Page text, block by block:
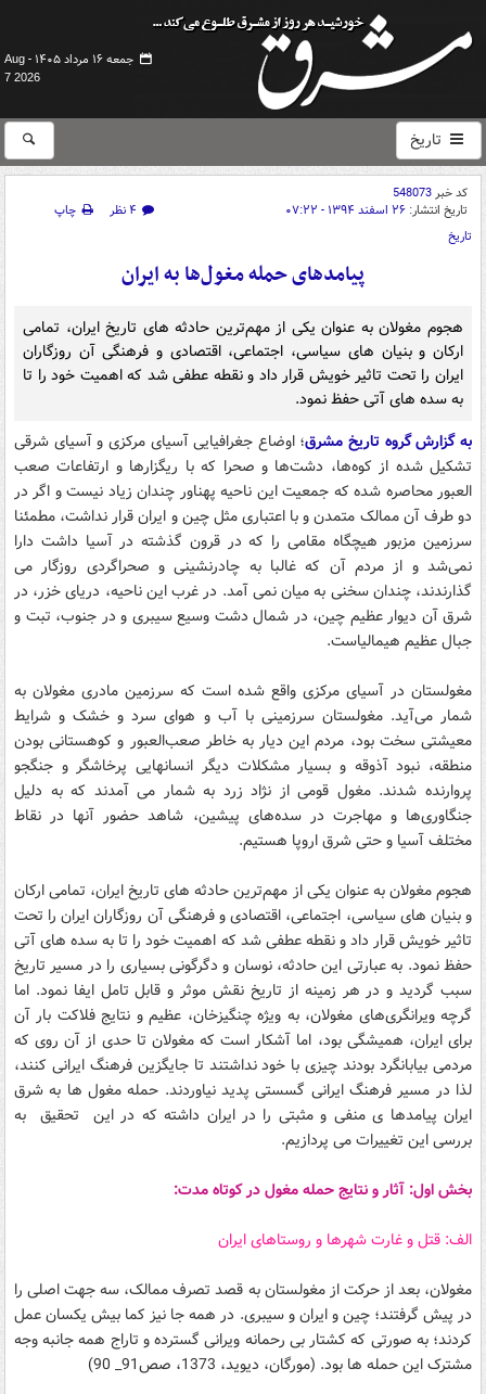
جمعه ۱۶ مرداد ۱۴۰۵ -
Aug
7 2026
تاریخ
کد خبر548073
تاریخ انتشار: ۲۶ اسفند ۱۳۹۴ - ۰۷:۲۲ ۴ نظر
چاپ
تاریخ
پیامدهای حمله مغول‌ها به ایران
هجوم مغولان به عنوان یکی از مهم‌ترین حادثه های تاریخ ایران، تمامی
ارکان و بنیان های سیاسی، اجتماعی، اقتصادی و فرهنگی آن روزگاران
ایران را تحت تاثیر خویش قرار داد و نقطه عطفی شد که اهمیت خود را تا
به سده های آتی حفظ نمود.
به گزارش گروه تاریخ مشرق؛ اوضاع جغرافیایی آسیای مرکزی و آسیای شرقی
تشکیل شده از کوه‌ها، دشت‌ها و صحرا که با ریگزارها و ارتفاعات صعب
العبور محاصره شده که جمعیت این ناحیه پهناور چندان زیاد نیست و اگر در
دو طرف آن ممالک متمدن و با اعتباری مثل چین و ایران قرار نداشت، مطمئنا
سرزمین مزبور هیچگاه مقامی را که در قرون گذشته در آسیا داشت دارا
نمی‌شد و از مردم آن که غالبا به چادرنشینی و صحراگردی روزگار می
گذارندند، چندان سخنی به میان نمی آمد. در غرب این ناحیه، دریای خزر، در
شرق آن دیوار عظیم چین، در شمال دشت وسیع سیبری و در جنوب، تبت و
جبال عظیم هیمالیاست.
مغولستان در آسیای مرکزی واقع شده است که سرزمین مادری مغولان به
شمار می‌آید. مغولستان سرزمینی با آب و هوای سرد و خشک و شرایط
معیشتی سخت بود، مردم این دیار به خاطر صعب‌العبور و کوهستانی بودن
منطقه، نبود آذوقه و بسیار مشکلات دیگر انسانهایی پرخاشگر و جنگجو
پروارنده شدند. مغول قومی از نژاد زرد به شمار می آمدند که به دلیل
جنگاوری‌ها و مهاجرت در سده‌های پیشین، شاهد حضور آنها در نقاط
مختلف آسیا و حتی شرق اروپا هستیم.
هجوم مغولان به عنوان یکی از مهم‌ترین حادثه های تاریخ ایران، تمامی ارکان
و بنیان های سیاسی، اجتماعی، اقتصادی و فرهنگی آن روزگاران ایران را تحت
تاثیر خویش قرار داد و نقطه عطفی شد که اهمیت خود را تا به سده های آتی
حفظ نمود. به عبارتی این حادثه، نوسان و دگرگونی بسیاری را در مسیر تاریخ
سبب گردید و در هر زمینه از تاریخ نقش موثر و قابل تامل ایفا نمود. اما
گرچه ویرانگری‌های مغولان، به ویژه چنگیزخان، عظیم و نتایج فلاکت بار آن
برای ایران، همیشگی بود، اما آشکار است که مغولان تا حدی از آن روی که
مردمی بیابانگرد بودند چیزی با خود نداشتند تا جایگزین فرهنگ ایرانی کنند،
لذا در مسیر فرهنگ ایرانی گسستی پدید نیاوردند. حمله مغول ها به شرق
ایران پیامدها ی منفی و مثبتی را در ایران داشته که در این تحقیق به
بررسی این تغییرات می پردازیم.
بخش اول: آثار و نتایج حمله مغول در کوتاه مدت:
الف: قتل و غارت شهرها و روستاهای ایران
مغولان، بعد از حرکت از مغولستان به قصد تصرف ممالک، سه جهت اصلی را
در پیش گرفتند؛ چین و ایران و سیبری. در همه جا نیز کما بیش یکسان عمل
کردند؛ به صورتی که کشتار بی رحمانه ویرانی گسترده و تاراج همه جانبه وجه
مشترک این حمله ها بود. (مورگان، دیوید، 1373، صص91_ 90)